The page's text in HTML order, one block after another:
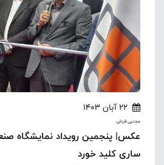
22 آبان 1403
مجتبی قربانی
عکس| پنجمین رویداد نمایشگاه
ساری کلید خورد